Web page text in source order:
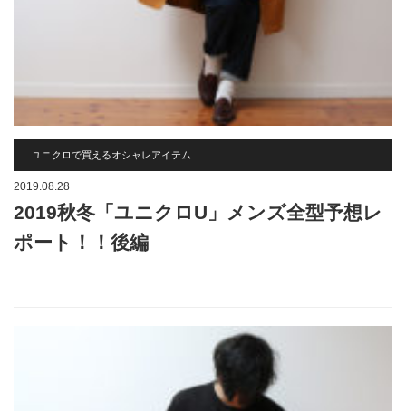
ユニクロで買えるオシャレアイテム
2019.08.28
2019秋冬「ユニクロU」メンズ全型予想レ
ポート！！後編